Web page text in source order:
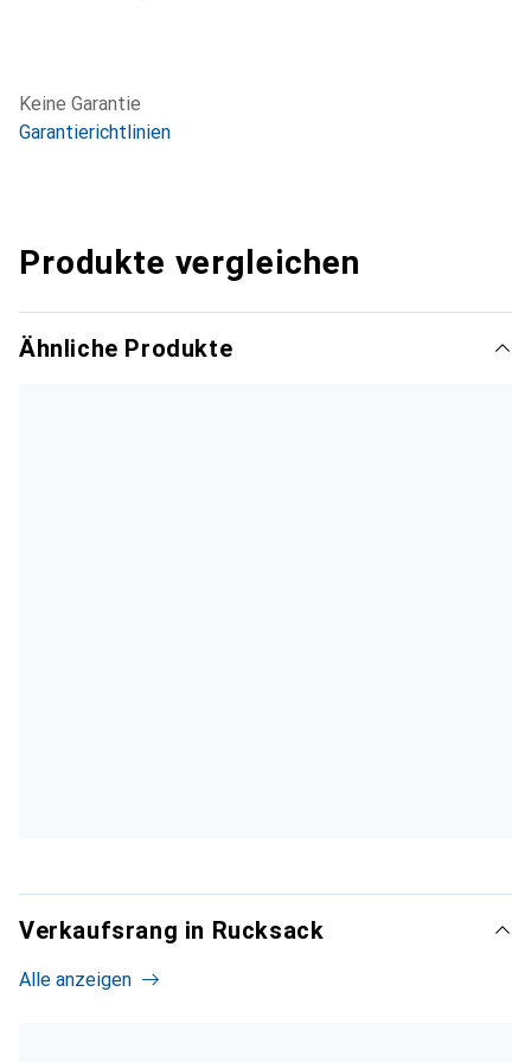
Keine Garantie
Garantierichtlinien
Produkte vergleichen
Ähnliche Produkte
Verkaufsrang in Rucksack
Alle anzeigen